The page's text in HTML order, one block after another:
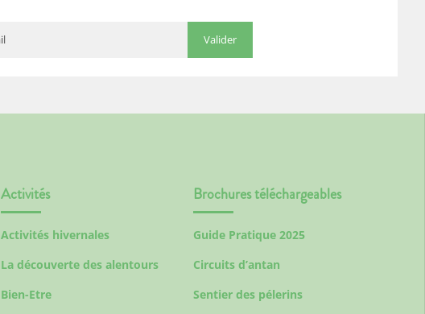
Activités
Activités hivernales
La découverte des alentours
Bien-Etre
Brochures téléchargeables
Guide Pratique 2025
Circuits d’antan
Sentier des pélerins